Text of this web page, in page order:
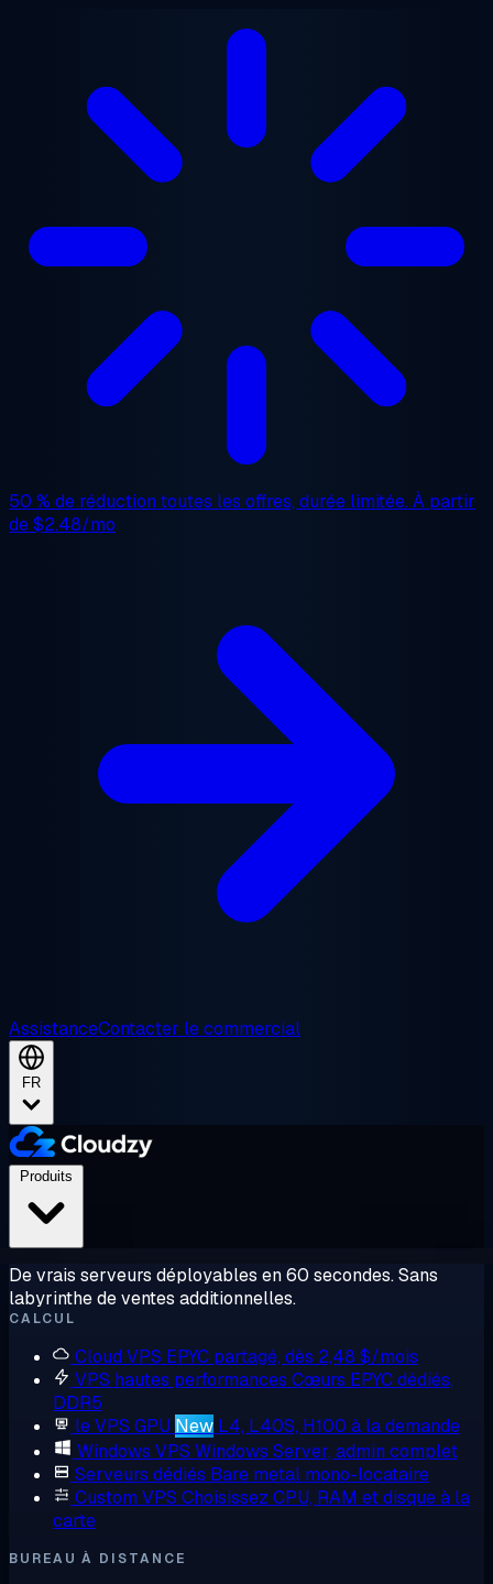
50 % de réduction toutes les offres, durée limitée. À partir
de$2.48/mo
AssistanceContacter le commercial
FR
De vrais serveurs déployables en 60 secondes. Sans
labyrinthe de ventes additionnelles.
CALCUL
Cloud VPS EPYC partagé, dès 2,48 $/mois
VPS hautes performances Cœurs EPYC dédiés,
DDR5
le VPS GPU New L4, L40S, H100 à la demande
Windows VPS Windows Server, admin complet
Serveurs dédiés Bare metal mono-locataire
Custom VPS Choisissez CPU, RAM et disque à la
carte
BUREAU À DISTANCE